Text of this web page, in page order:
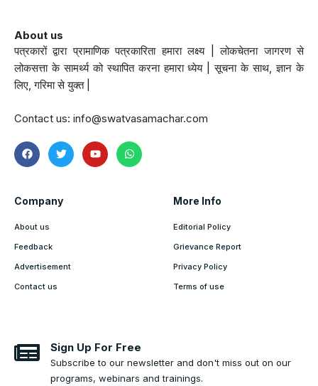
About us
पत्रकारों द्वारा प्रामाणिक पत्रकारिता हमारा लक्ष्य | लोकचेतना जागरण से
लोकसत्ता के सामर्थ्य को स्थापित करना हमारा ध्येय | सूचना के साथ, ज्ञान के
लिए, गरिमा से युक्त |
Contact us: info@swatvasamachar.com
Company
About us
Feedback
Advertisement
Contact us
More Info
Editorial Policy
Grievance Report
Privacy Policy
Terms of use
Sign Up For Free
Subscribe to our newsletter and don't miss out on our
programs, webinars and trainings.